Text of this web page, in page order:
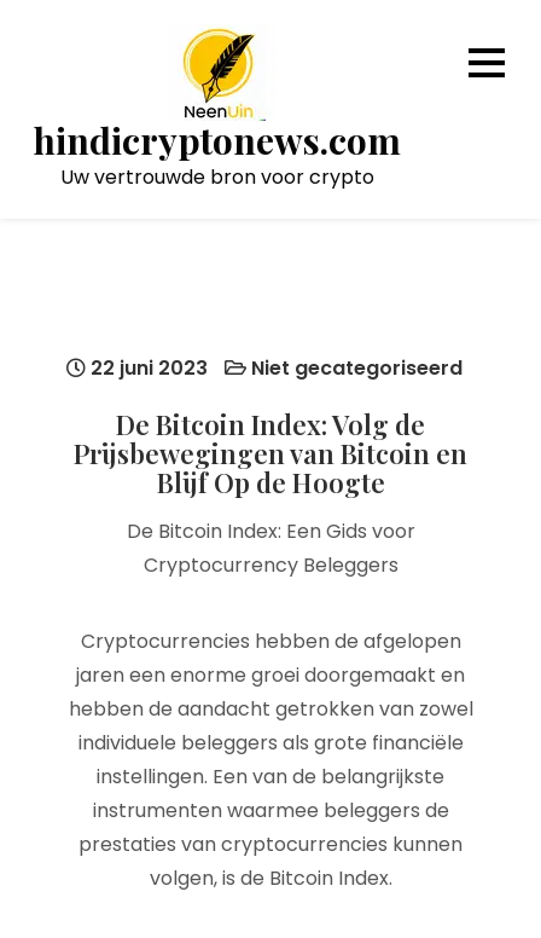
hindicryptonews.com
Uw vertrouwde bron voor crypto
22 juni 2023 Niet gecategoriseerd
De Bitcoin Index: Volg de
Prijsbewegingen van Bitcoin en
Blijf Op de Hoogte
De Bitcoin Index: Een Gids voor
Cryptocurrency Beleggers
Cryptocurrencies hebben de afgelopen
jaren een enorme groei doorgemaakt en
hebben de aandacht getrokken van zowel
individuele beleggers als grote financiële
instellingen. Een van de belangrijkste
instrumenten waarmee beleggers de
prestaties van cryptocurrencies kunnen
volgen, is de Bitcoin Index.